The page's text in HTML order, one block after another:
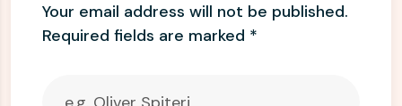
Your email address will not be published.
Required fields are marked *